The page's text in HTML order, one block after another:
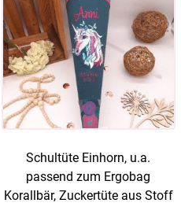
Schultüte Einhorn, u.a.
passend zum Ergobag
Korallbär, Zuckertüte aus Stoff